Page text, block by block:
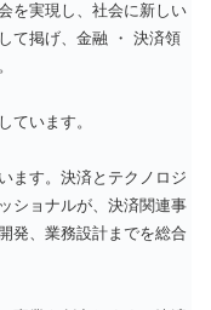
を実現し、社会に新しい
て掲げ、金融 ・ 決済領
ています。
ます。決済とテクノロジ
ショナルが、決済関連事
発、業務設計までを総合